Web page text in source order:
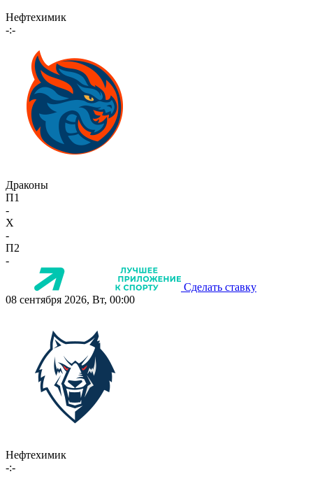
Нефтехимик
-:-
Драконы
П1
-
X
-
П2
-
Сделать ставку
08 сентября 2026, Вт, 00:00
Нефтехимик
-:-